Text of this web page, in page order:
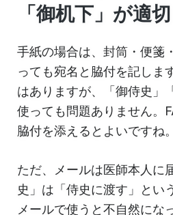
「御机下」が適切
手紙の場合は、封筒・便箋
っても宛名と脇付を記しま
はありますが、「御侍史」
使っても問題ありません。
脇付を添えるとよいですね。
ただ、メールは医師本人に
史」は「侍史に渡す」とい
メールで使うと不自然にな